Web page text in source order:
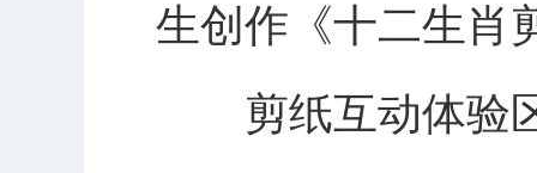
生创作《十二生肖
剪纸互动体验区